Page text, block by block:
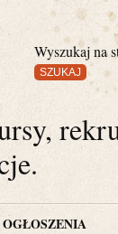
Wyszukaj na
OGŁOSZENIA